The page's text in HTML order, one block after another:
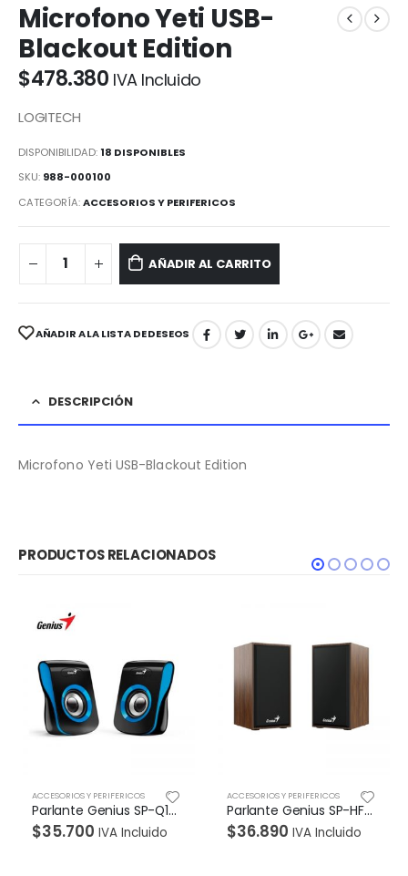
Microfono Yeti USB-
Blackout Edition
$478.380 IVA Incluido
LOGITECH
DISPONIBILIDAD:18 DISPONIBLES
SKU: 988-000100
CATEGORÍA:ACCESORIOS Y PERIFERICOS
AÑADIR AL CARRITO
AÑADIR A LA LISTA DE DESEOS
DESCRIPCIÓN
Microfono Yeti USB-Blackout Edition
PRODUCTOS RELACIONADOS
ACCESORIOS Y PERIFERICOS
Parlante Genius SP-Q180 USB Azul
$35.700 IVA Incluido
ACCESORIOS Y PERIFERICOS
Parlante Genius SP-HF-180 (MADERA) USB 6W
$36.890 IVA Incluido